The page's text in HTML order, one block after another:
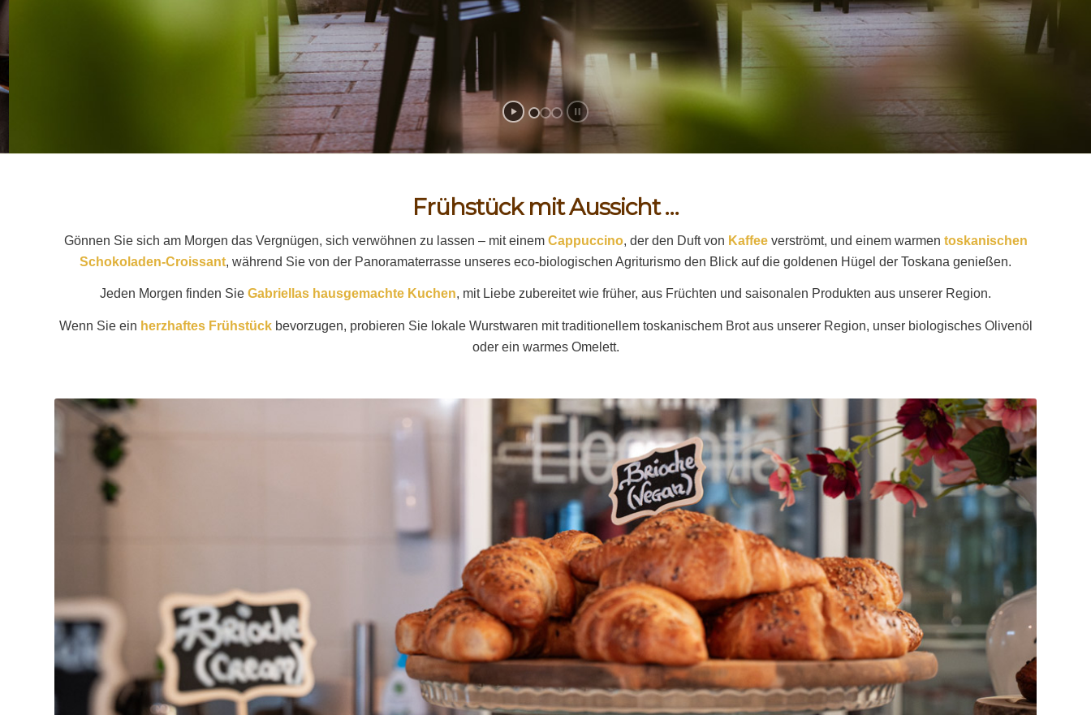
Frühstück mit Aussicht …
Gönnen Sie sich am Morgen das Vergnügen, sich verwöhnen zu lassen – mit einem Cappuccino, der den Duft von Kaffeeverströmt, und einem warmen toskanischen
Schokoladen-Croissant, während Sie von der Panoramaterrasse unseres eco-biologischen Agriturismo den Blick auf die goldenen Hügel der Toskana genießen.
Jeden Morgen finden Sie Gabriellas hausgemachte Kuchen, mit Liebe zubereitet wie früher, aus Früchten und saisonalen Produkten aus unserer Region.
Wenn Sie ein herzhaftes Frühstückbevorzugen, probieren Sie lokale Wurstwaren mit traditionellem toskanischem Brot aus unserer Region, unser biologisches Olivenöl
oder ein warmes Omelett.